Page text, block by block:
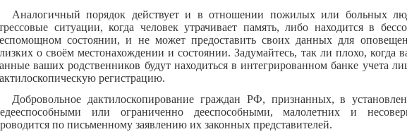
Аналогичный порядок действует и в отношении пожилых или больных
ситуации, когда человек утрачивает память, либо находится в
состоянии, и не может предоставить своих данных для
о своём местонахождении и состоянии. Задумайтесь, так ли плохо, когда
ваших родственников будут находиться в интегрированном банке учета
регистрацию.
Добровольное дактилоскопирование граждан РФ, признанных, в
или ограниченно дееспособными, малолетних и
по письменному заявлению их законных представителей.